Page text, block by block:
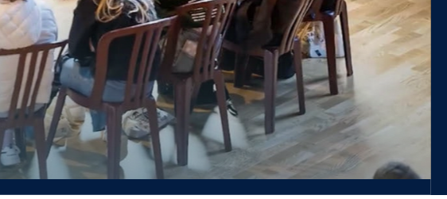
notions clés. Pour en savoir plus sur
de l’ARES (Académie de recherche et
» du site web du Pôle hainuyer.